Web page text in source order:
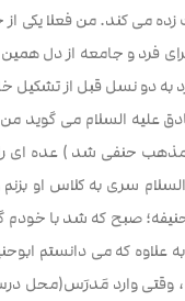
می کند. من فعلا یکی
فرد و جامعه از دل
به دو نسل قبل از تشکیل
علیه السلام می
مذهب حنفی شد ) عده ای
سری به کلاس او
صبح که شد با
علاوه که می دانستم
وارد مَدرَس(محل